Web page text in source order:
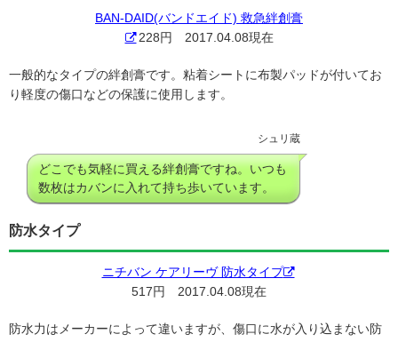
BAN-DAID(バンドエイド) 救急絆創膏
228円 2017.04.08現在
一般的なタイプの絆創膏です。粘着シートに布製パッドが付いてお
り軽度の傷口などの保護に使用します。
シュリ蔵
どこでも気軽に買える絆創膏ですね。いつも
数枚はカバンに入れて持ち歩いています。
防水タイプ
ニチバン ケアリーヴ 防水タイプ
517円 2017.04.08現在
防水力はメーカーによって違いますが、傷口に水が入り込まない防